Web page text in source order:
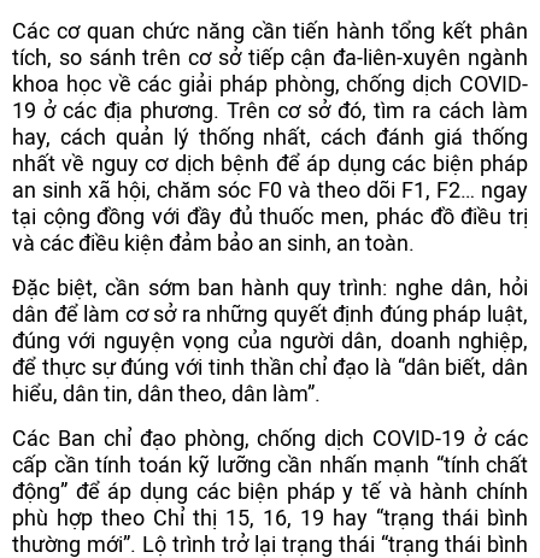
Các cơ quan chức năng cần tiến hành tổng kết phân
tích, so sánh trên cơ sở tiếp cận đa-liên-xuyên ngành
khoa học về các giải pháp phòng, chống dịch COVID-
19 ở các địa phương. Trên cơ sở đó, tìm ra cách làm
hay, cách quản lý thống nhất, cách đánh giá thống
nhất về nguy cơ dịch bệnh để áp dụng các biện pháp
an sinh xã hội, chăm sóc F0 và theo dõi F1, F2… ngay
tại cộng đồng với đầy đủ thuốc men, phác đồ điều trị
và các điều kiện đảm bảo an sinh, an toàn.
Đặc biệt, cần sớm ban hành quy trình: nghe dân, hỏi
dân để làm cơ sở ra những quyết định đúng pháp luật,
đúng với nguyện vọng của người dân, doanh nghiệp,
để thực sự đúng với tinh thần chỉ đạo là “dân biết, dân
hiểu, dân tin, dân theo, dân làm”.
Các Ban chỉ đạo phòng, chống dịch COVID-19 ở các
cấp cần tính toán kỹ lưỡng cần nhấn mạnh “tính chất
động” để áp dụng các biện pháp y tế và hành chính
phù hợp theo Chỉ thị 15, 16, 19 hay “trạng thái bình
thường mới”. Lộ trình trở lại trạng thái “trạng thái bình